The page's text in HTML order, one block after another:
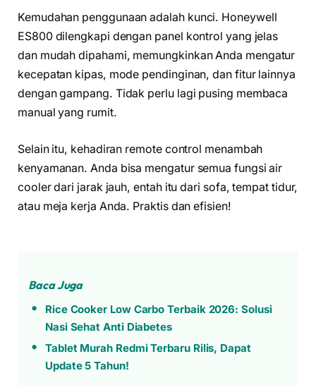
Kemudahan penggunaan adalah kunci. Honeywell
ES800 dilengkapi dengan panel kontrol yang jelas
dan mudah dipahami, memungkinkan Anda mengatur
kecepatan kipas, mode pendinginan, dan fitur lainnya
dengan gampang. Tidak perlu lagi pusing membaca
manual yang rumit.
Selain itu, kehadiran remote control menambah
kenyamanan. Anda bisa mengatur semua fungsi air
cooler dari jarak jauh, entah itu dari sofa, tempat tidur,
atau meja kerja Anda. Praktis dan efisien!
Baca Juga
Rice Cooker Low Carbo Terbaik 2026: Solusi
Nasi Sehat Anti Diabetes
Tablet Murah Redmi Terbaru Rilis, Dapat
Update 5 Tahun!